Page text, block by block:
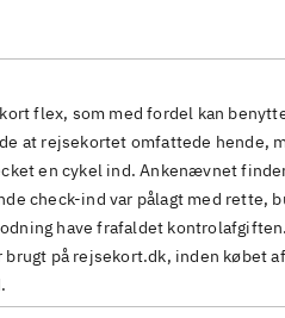
flex, som med fordel kan
at rejsekortet omfattede hende,
en cykel ind. Ankenævnet
check-ind var pålagt med rette,
have frafaldet
brugt på rejsekort.dk, inden købet